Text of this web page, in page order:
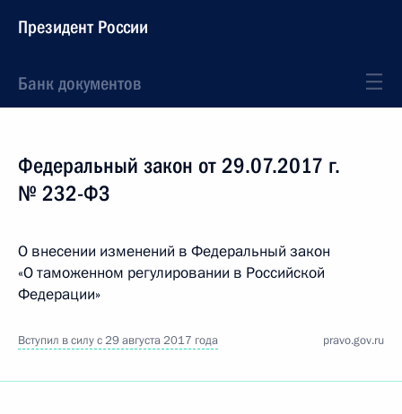
Президент России
Банк документов
Федеральный закон от 29.07.2017 г.
№ 232-ФЗ
О внесении изменений в Федеральный закон
«О таможенном регулировании в Российской
Федерации»
Вступил в силу с 29 августа 2017 года pravo.gov.ru